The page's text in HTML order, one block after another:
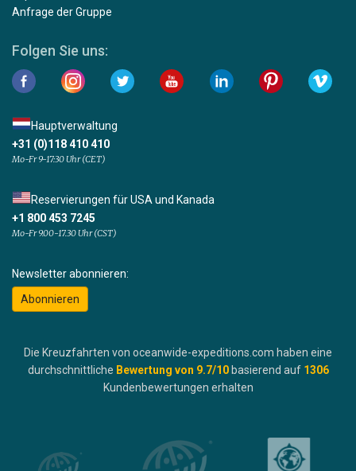
Anfrage der Gruppe
Folgen Sie uns:
Hauptverwaltung
+31 (0)118 410 410
Mo-Fr 9-17:30 Uhr (CET)
Reservierungen für USA und Kanada
+1 800 453 7245
Mo-Fr 9.00-17.30 Uhr (CST)
Newsletter abonnieren:
Abonnieren
Die Kreuzfahrten von oceanwide-expeditions.com haben eine
durchschnittliche Bewertung von 9.7/10 basierend auf 1306
Kundenbewertungen erhalten